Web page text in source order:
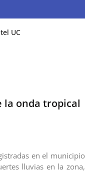
UC
la onda tropical
en el municipio
lluvias en la zona,